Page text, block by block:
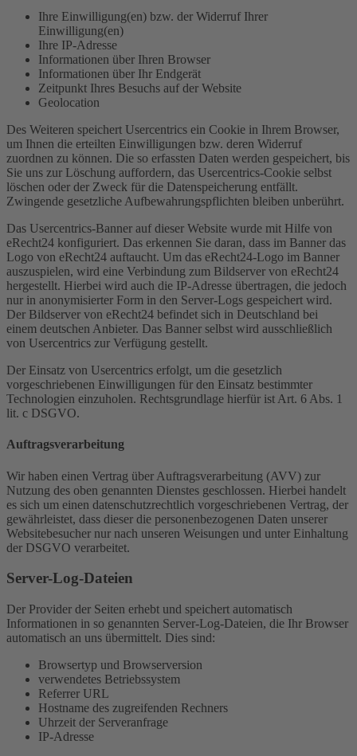
Ihre Einwilligung(en) bzw. der Widerruf Ihrer
Einwilligung(en)
Ihre IP-Adresse
Informationen über Ihren Browser
Informationen über Ihr Endgerät
Zeitpunkt Ihres Besuchs auf der Website
Geolocation
Des Weiteren speichert Usercentrics ein Cookie in Ihrem Browser,
um Ihnen die erteilten Einwilligungen bzw. deren Widerruf
zuordnen zu können. Die so erfassten Daten werden gespeichert, bis
Sie uns zur Löschung auffordern, das Usercentrics-Cookie selbst
löschen oder der Zweck für die Datenspeicherung entfällt.
Zwingende gesetzliche Aufbewahrungspflichten bleiben unberührt.
Das Usercentrics-Banner auf dieser Website wurde mit Hilfe von
eRecht24 konfiguriert. Das erkennen Sie daran, dass im Banner das
Logo von eRecht24 auftaucht. Um das eRecht24-Logo im Banner
auszuspielen, wird eine Verbindung zum Bildserver von eRecht24
hergestellt. Hierbei wird auch die IP-Adresse übertragen, die jedoch
nur in anonymisierter Form in den Server-Logs gespeichert wird.
Der Bildserver von eRecht24 befindet sich in Deutschland bei
einem deutschen Anbieter. Das Banner selbst wird ausschließlich
von Usercentrics zur Verfügung gestellt.
Der Einsatz von Usercentrics erfolgt, um die gesetzlich
vorgeschriebenen Einwilligungen für den Einsatz bestimmter
Technologien einzuholen. Rechtsgrundlage hierfür ist Art. 6 Abs. 1
lit. c DSGVO.
Auftragsverarbeitung
Wir haben einen Vertrag über Auftragsverarbeitung (AVV) zur
Nutzung des oben genannten Dienstes geschlossen. Hierbei handelt
es sich um einen datenschutzrechtlich vorgeschriebenen Vertrag, der
gewährleistet, dass dieser die personenbezogenen Daten unserer
Websitebesucher nur nach unseren Weisungen und unter Einhaltung
der DSGVO verarbeitet.
Server-Log-Dateien
Der Provider der Seiten erhebt und speichert automatisch
Informationen in so genannten Server-Log-Dateien, die Ihr Browser
automatisch an uns übermittelt. Dies sind:
Browsertyp und Browserversion
verwendetes Betriebssystem
Referrer URL
Hostname des zugreifenden Rechners
Uhrzeit der Serveranfrage
IP-Adresse